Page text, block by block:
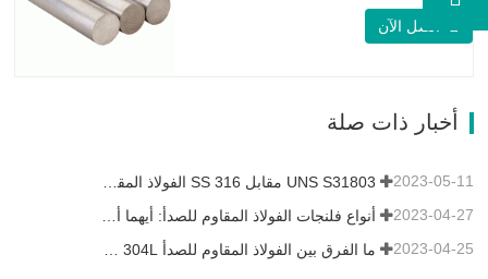
العمر ، ويتكون تركيبتها الأساسية من عناصر
مثل النيكل والنحاس. الذي يجمع بين مقاومة
خصائص مقاومة ممتازة للتآكل. هذه الخصائص
تشبه Monel 400.…
اتصل الآن
أخبار ذات صلة
2023-05-11
2023-04-27
ما الفرق بين الفولاذ المقاوم للصدأ 304L و 316L؟ 2023-04-25